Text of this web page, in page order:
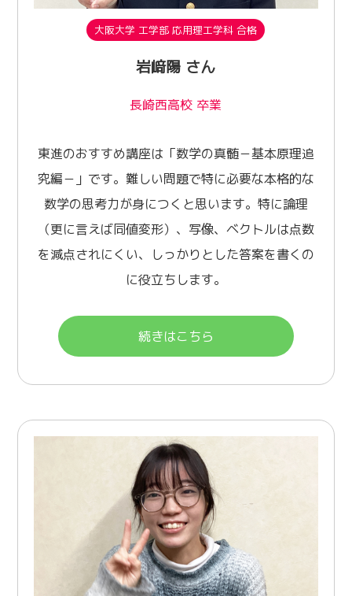
大阪大学 工学部 応用理工学科 合格
岩﨑陽 さん
長崎西高校 卒業
東進のおすすめ講座は「数学の真髄－基本原理追
究編－」です。難しい問題で特に必要な本格的な
数学の思考力が身につくと思います。特に論理
（更に言えば同値変形）、写像、ベクトルは点数
を減点されにくい、しっかりとした答案を書くの
に役立ちします。
続きはこちら